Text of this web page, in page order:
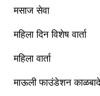
मसाज सेवा
महिला दिन विशेष वार्ता
महिला वार्ता
माऊली फाउंडेशन